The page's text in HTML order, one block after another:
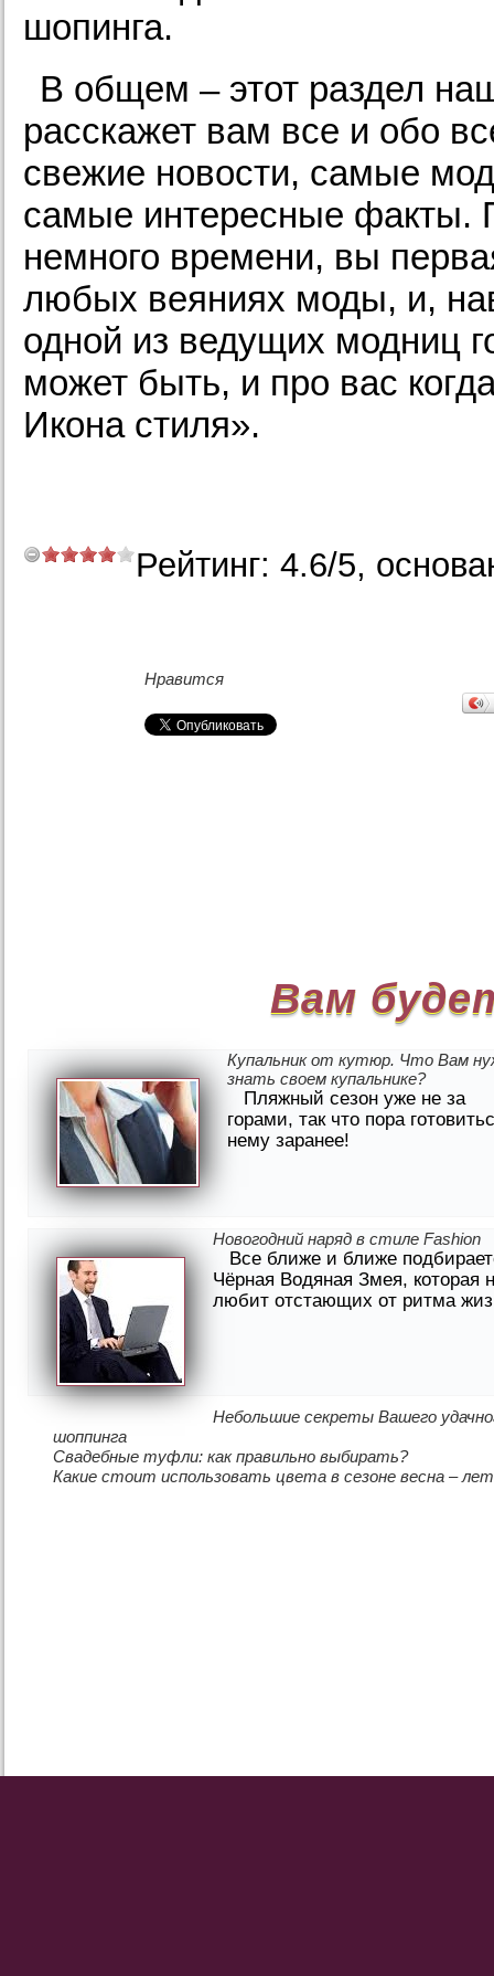
шопинга.
В общем – этот раздел
расскажет вам все и обо
свежие новости, самые
самые интересные факты.
немного времени, вы
любых веяниях моды, и,
одной из ведущих модниц
может быть, и про вас
Икона стиля».
Рейтинг: 4.6/5,
Нравится
Вам
Купальник от кутюр. Что Вам
знать своем купальнике?
Пляжный сезон уже не за
горами, так что пора
нему заранее!
Новогодний наряд в стиле Fashion
Все ближе и ближе
Чёрная Водяная Змея, которая
любит отстающих от ритма
Небольшие секреты Вашего
шоппинга
Свадебные туфли: как правильно выбирать?
Какие стоит использовать цвета в сезоне весна –